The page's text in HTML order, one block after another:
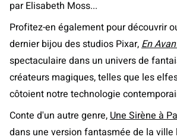
par Elisabeth Moss...
Profitez-en également pour découvrir
dernier bijou des studios Pixar,En
spectaculaire dans un univers de
créateurs magiques, telles que les
côtoient notre technologie
Conte d'un autre genre,Une Sirène à
dans une version fantasmée de la ville